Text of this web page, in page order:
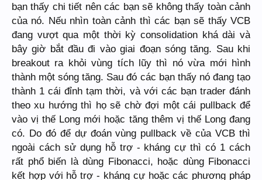
bạn thấy chi tiết nên các bạn sẽ không thấy toàn cảnh
của nó. Nếu nhìn toàn cảnh thì các bạn sẽ thấy VCB
đang vượt qua một thời kỳ consolidation khá dài và
bây giờ bắt đầu đi vào giai đoạn sóng tăng. Sau khi
breakout ra khỏi vùng tích lũy thì nó vừa mới hình
thành một sóng tăng. Sau đó các bạn thấy nó đang tạo
thành 1 cái đỉnh tạm thời, và với các bạn trader đánh
theo xu hướng thì họ sẽ chờ đợi một cái pullback để
vào vị thế Long mới hoặc tăng thêm vị thế Long đang
có. Do đó để dự đoán vùng pullback về của VCB thì
ngoài cách sử dụng hỗ trợ - kháng cự thì có 1 cách
rất phổ biến là dùng Fibonacci, hoặc dùng Fibonacci
kết hợp với hỗ trợ - kháng cự hoặc các phương pháp